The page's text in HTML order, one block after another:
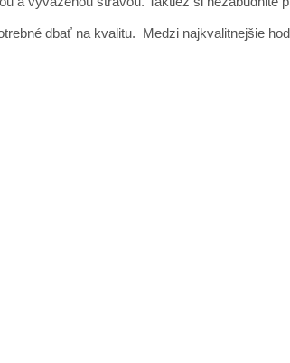
dbať na kvalitu. Medzi najkvalitnejšie